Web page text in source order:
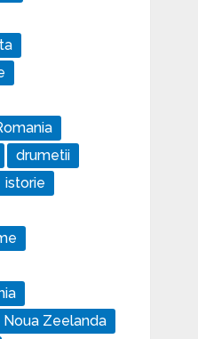
drumetii
istorie
Noua Zeelanda